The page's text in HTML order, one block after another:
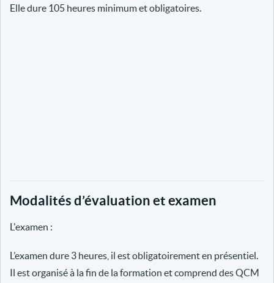
Elle dure 105 heures minimum et obligatoires.
Modalités d’évaluation et examen
L'examen :
L’examen dure 3 heures, il est obligatoirement en présentiel.
Il est organisé à la fin de la formation et comprend des QCM